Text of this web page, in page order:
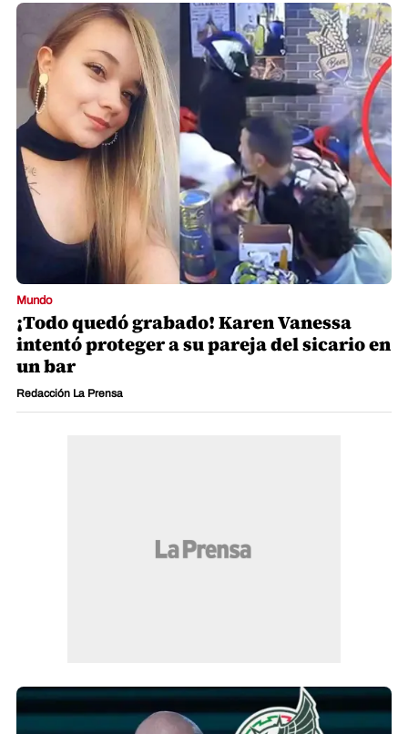
Mundo
¡Todo quedó grabado! Karen Vanessa
intentó proteger a su pareja del sicario en
un bar
Redacción La Prensa